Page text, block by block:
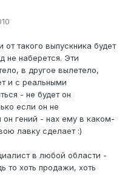
такого выпускника будет
не наберется. Эти
в другое вылетело,
и с реальными
- не будет он
если он не
он гений - нах ему в каком-
лавку сделает :)
в любой области -
то хоть продажи, хоть